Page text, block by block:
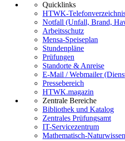
Quicklinks
HTWK-
Notfall (Unfall, Brand,
Arbeitsschutz
Mensa-Speiseplan
Stundenpläne
Prüfungen
Standorte & Anreise
E-Mail / Webmailer
Pressebereich
HTWK.magazin
Zentrale Bereiche
Bibliothek und Katalog
Zentrales Prüfungsamt
IT-Servicezentrum
Mathematisch-